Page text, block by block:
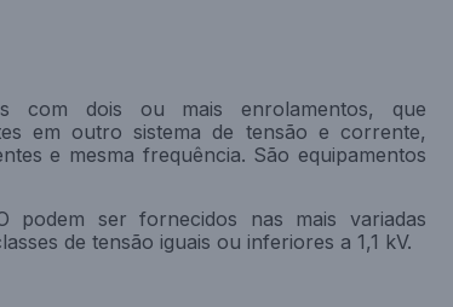
com dois ou mais enrolamentos, que
em outro sistema de tensão e corrente,
e mesma frequência. São equipamentos
podem ser fornecidos nas mais variadas
de tensão iguais ou inferiores a 1,1 kV.